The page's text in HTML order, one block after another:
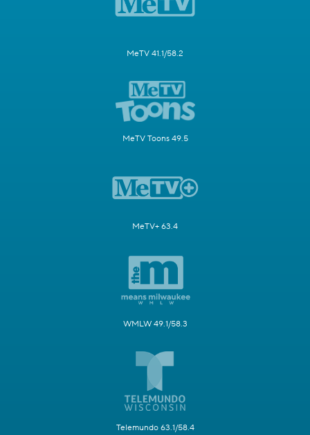
MeTV 41.1/58.2
MeTV Toons 49.5
MeTV+ 63.4
WMLW 49.1/58.3
Telemundo 63.1/58.4